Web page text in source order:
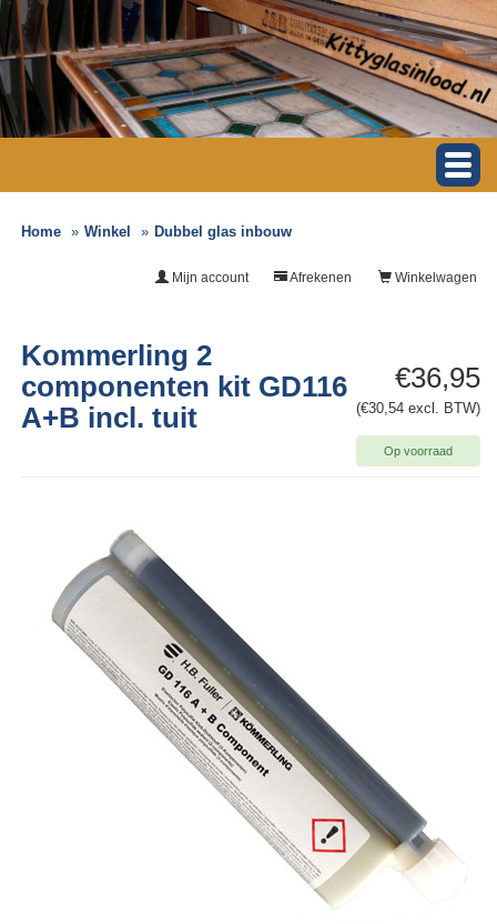
Home Winkel Dubbel glas inbouw
Winkelwagen
Afrekenen
Mijn account
€36,95
(€30,54 excl. BTW)
Op voorraad
Kommerling 2
componenten kit GD116
A+B incl. tuit